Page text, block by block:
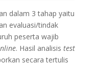
dalam 3 tahap yaitu
evaluasi/tindak
peserta wajib
. Hasil analisis test
secara tertulis